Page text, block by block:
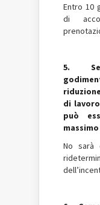
Entro 10
di
5. Se
di
può
No sarà